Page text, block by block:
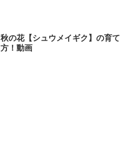
秋の花【シュウメイギク】の育て
方！動画